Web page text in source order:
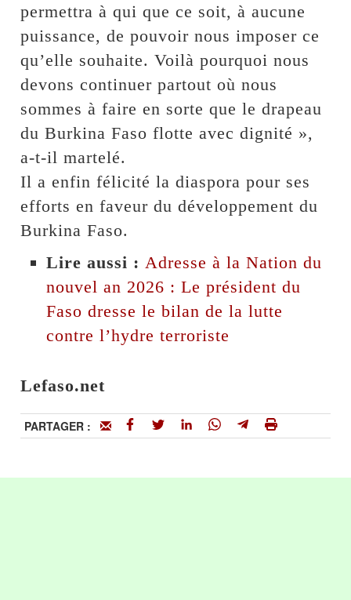
permettra à qui que ce soit, à aucune
puissance, de pouvoir nous imposer ce
qu’elle souhaite. Voilà pourquoi nous
devons continuer partout où nous
sommes à faire en sorte que le drapeau
du Burkina Faso flotte avec dignité »,
a-t-il martelé.
Il a enfin félicité la diaspora pour ses
efforts en faveur du développement du
Burkina Faso.
Lire aussi :Adresse à la Nation du
nouvel an 2026 : Le président du
Faso dresse le bilan de la lutte
contre l’hydre terroriste
Lefaso.net
PARTAGER :